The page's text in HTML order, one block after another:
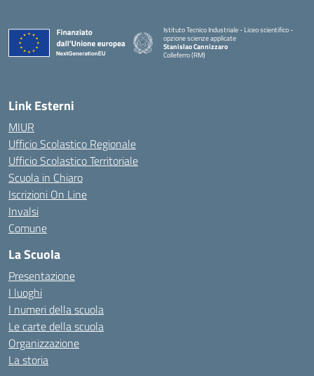
Istituto Tecnico Industriale - Liceo scientifico -
opzione scienze applicate
Stanislao Cannizzaro
Colleferro (RM)
Link Esterni
MIUR
Ufficio Scolastico Regionale
Ufficio Scolastico Territoriale
Scuola in Chiaro
Iscrizioni On Line
Invalsi
Comune
La Scuola
Presentazione
I luoghi
I numeri della scuola
Le carte della scuola
Organizzazione
La storia